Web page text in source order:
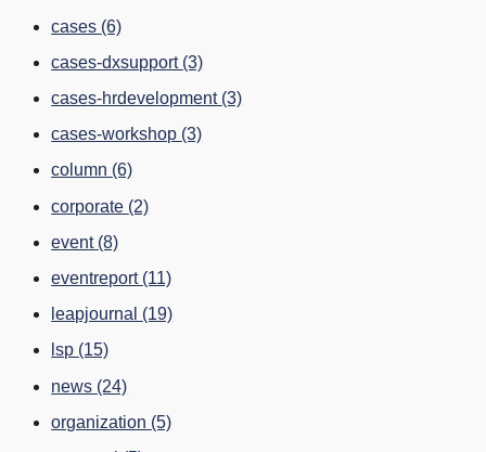
cases (6)
cases-dxsupport (3)
cases-hrdevelopment (3)
cases-workshop (3)
column (6)
corporate (2)
event (8)
eventreport (11)
leapjournal (19)
lsp (15)
news (24)
organization (5)